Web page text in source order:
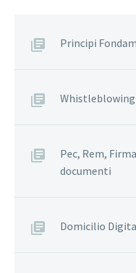
Principi
Whistleblowing
Pec, Rem,
documenti
Domicilio